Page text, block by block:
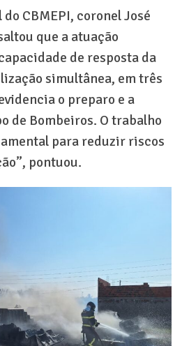
CBMEPI, coronel José
que a atuação
de resposta da
simultânea, em três
o preparo e a
de Bombeiros. O trabalho
para reduzir riscos
pontuou.